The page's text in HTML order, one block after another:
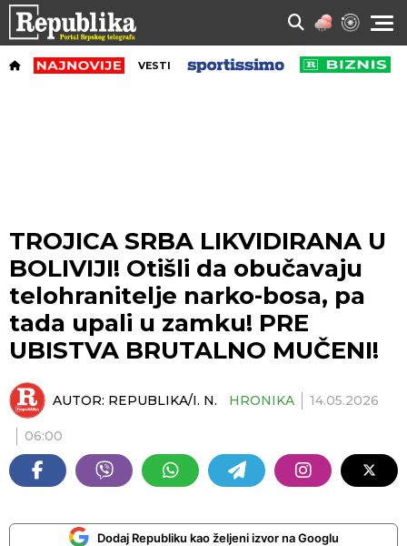
VESTI
TROJICA SRBA LIKVIDIRANA U
BOLIVIJI! Otišli da obučavaju
telohranitelje narko-bosa, pa
tada upali u zamku! PRE
UBISTVA BRUTALNO MUČENI!
AUTOR: REPUBLIKA/I. N. HRONIKA 14.05.2026
06:00
Dodaj Republiku kao željeni izvor na Googlu